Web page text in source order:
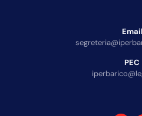
Email
PEC